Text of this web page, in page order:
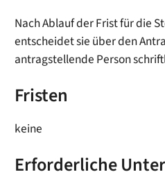
Nach Ablauf der Frist für die
entscheidet sie über den
antragstellende Person
Fristen
keine
Erforderliche